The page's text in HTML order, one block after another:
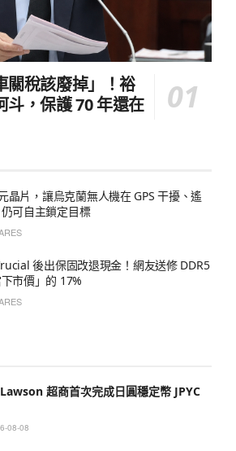
關稅該廢掉」！裕
斗，保護 70 年還在
晶片，讓烏克蘭無人機在 GPS 干擾、遙
可自主鎖定目標
後出保固改退現金！網友送修 DDR5
市價」的 17%
超商首次完成日圓穩定幣 JPYC
08-08